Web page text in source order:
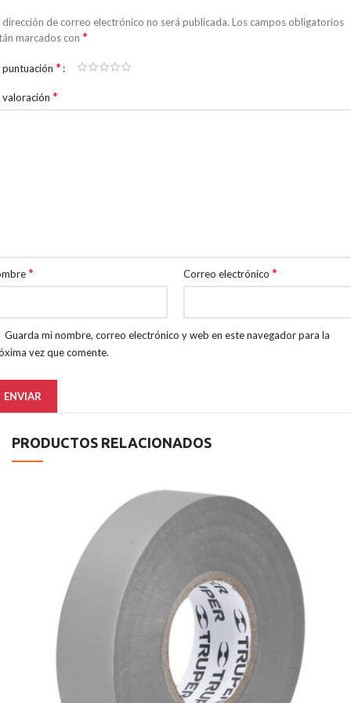
dirección de correo electrónico no será publicada. Los campos obligatorios
marcados con *
puntuación *
valoración *
* Correo electrónico *
Guarda mi nombre, correo electrónico y web en este navegador para la
vez que comente.
PRODUCTOS RELACIONADOS